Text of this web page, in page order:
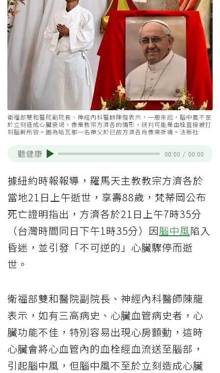
衛福部雙和醫院副院長、神經內科醫師陳龍表示，一般來說，腦中風不至
於立刻造成心臟衰竭，像是教宗方濟各的情形，研判可能是血栓直接被打
到腦幹所致。圖為哈瓦那一名神父於已故方濟各肖像旁祈禱。法新社
聽健康 00:00 / 00:00
據紐約時報報導，羅馬天主教教宗方濟各於
當地21日上午逝世，享壽88歲，梵蒂岡公布
死亡證明指出，方濟各於21日上午7時35分
（台灣時間同日下午1時35分）因腦中風陷入
昏迷，並引發「不可逆的」心臟驟停而逝
世。
衛福部雙和醫院副院長、神經內科醫師陳龍
表示，如有三高病史、心臟血管病史者，心
臟功能不佳，特別容易出現心房顫動，這時
心臟會將心血管內的血栓經血流送至腦部，
引起腦中風，但腦中風不至於立刻造成心臟